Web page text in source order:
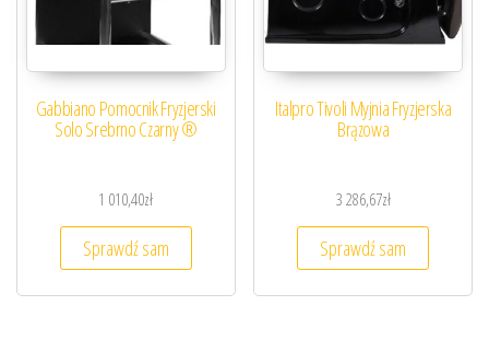
Gabbiano Pomocnik Fryzjerski
Solo Srebrno Czarny ®
1 010,40zł
Sprawdź sam
Italpro Tivoli Myjnia Fryzjerska
Brązowa
3 286,67zł
Sprawdź sam